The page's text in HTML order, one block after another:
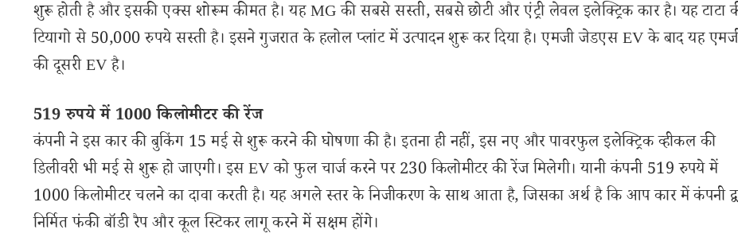
शुरू होती है और इसकी एक्स शोरूम कीमत है। यह MG की सबसे सस्ती, सबसे छोटी और एंट्री लेवल इलेक्ट्रिक कार है। यह टाटा
टियागो से 50,000 रुपये सस्ती है। इसने गुजरात के हलोल प्लांट में उत्पादन शुरू कर दिया है। एमजी जेडएस EV के बाद यह
की दूसरी EV है।
519 रुपये में 1000 किलोमीटर की रेंज
कंपनी ने इस कार की बुकिंग 15 मई से शुरू करने की घोषणा की है। इतना ही नहीं, इस नए और पावरफुल इलेक्ट्रिक व्हीकल की
डिलीवरी भी मई से शुरू हो जाएगी। इस EV को फुल चार्ज करने पर 230 किलोमीटर की रेंज मिलेगी। यानी कंपनी 519 रुपये में
1000 किलोमीटर चलने का दावा करती है। यह अगले स्तर के निजीकरण के साथ आता है, जिसका अर्थ है कि आप कार में कंपनी
निर्मित फंकी बॉडी रैप और कूल स्टिकर लागू करने में सक्षम होंगे।